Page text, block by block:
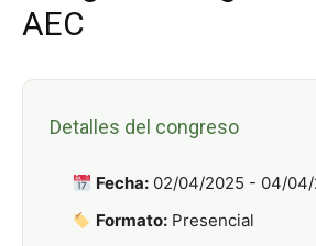
AEC
Detalles del congreso
Fecha: 02/04/2025 - 04/04/
Formato: Presencial